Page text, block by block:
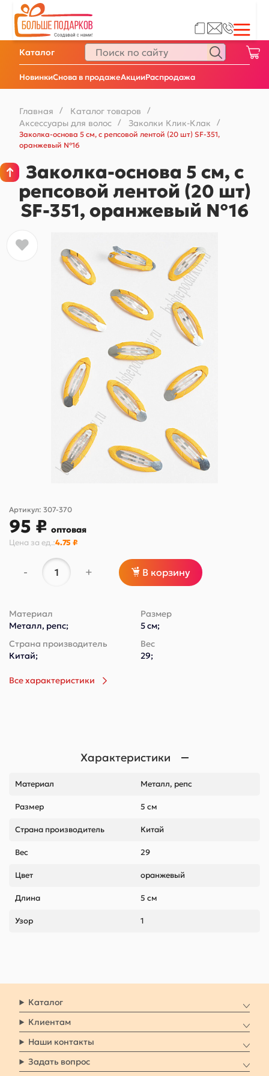
НовинкиСнова в продажеАкцииРаспродажа
Каталог
Главная / Каталог товаров /
Аксессуары для волос / Заколки Клик-Клак
/
Заколка-основа 5 см, с репсовой лентой (20 шт) SF-351,
оранжевый №16
Заколка-основа 5 см, с
репсовой лентой (20 шт)
SF-351, оранжевый №16
Артикул: 307-370
95 ₽ оптовая
Цена за ед.:4.75 ₽
- + В корзину
Материал
Металл, репс;
Размер
5 см;
Страна производитель
Китай;
Вес
29;
Все характеристики
Характеристики
Материал Металл, репс
Размер 5 см
Страна производитель Китай
Вес 29
Цвет оранжевый
Длина 5 см
Узор 1
Каталог
Клиентам
Наши контакты
Задать вопрос